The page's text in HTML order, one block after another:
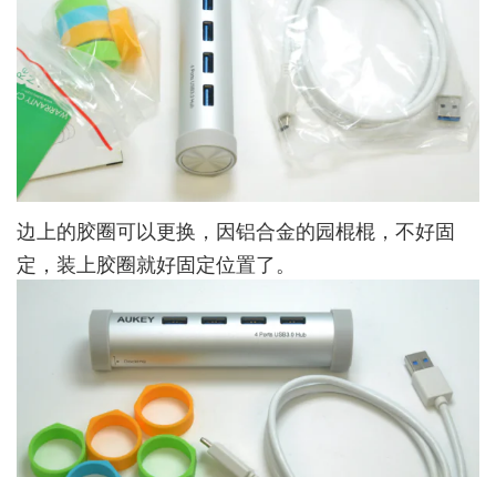
边上的胶圈可以更换，因铝合金的园棍棍，不好固
定，装上胶圈就好固定位置了。